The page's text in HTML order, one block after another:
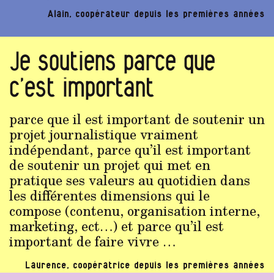
Alain, coopérateur depuis les premières années
Je soutiens parce que
c’est important
parce que il est important de soutenir un
projet journalistique vraiment
indépendant, parce qu’il est important
de soutenir un projet qui met en
pratique ses valeurs au quotidien dans
les différentes dimensions qui le
compose (contenu, organisation interne,
marketing, ect…) et parce qu’il est
important de faire vivre …
Laurence, coopératrice depuis les premières années